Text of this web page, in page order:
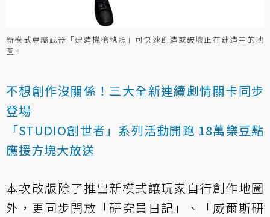
新模式專屬武器「建造機槍執照」可快速創造或破壞正在建造中的地
圖。
不想創作沒關係！三大全新連續劇情關卡同步
登場
「STUDIO創世者」系列活動開跑 18萬樂豆點
應援方塊大放送
本次改版除了推出新模式讓玩家自行創作地圖
外，更同步開放「研究員日記」、「威爾斯研